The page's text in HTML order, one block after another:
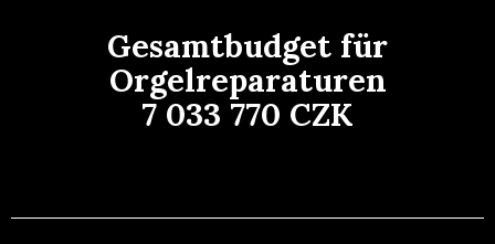
Gesamtbudget für
Orgelreparaturen
7 033 770 CZK